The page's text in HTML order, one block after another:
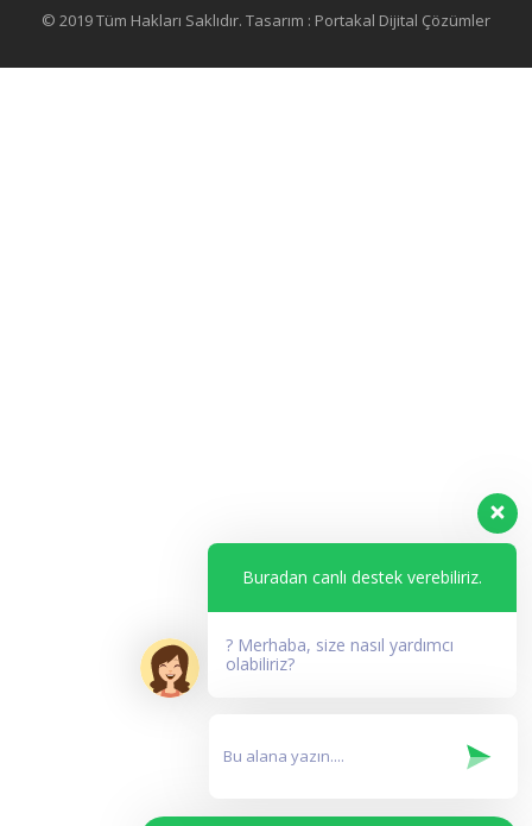
© 2019 Tüm Hakları Saklıdır. Tasarım : Portakal Dijital Çözümler
Buradan canlı destek verebiliriz.
? Merhaba, size nasıl yardımcı
olabiliriz?